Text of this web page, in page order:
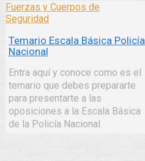
Fuerzas y Cuerpos de
Seguridad
Temario Escala Básica Policía
Nacional
Entra aquí y conoce como es el
temario que debes prepararte
para presentarte a las
oposiciones a la Escala Básica
de la Policía Nacional.